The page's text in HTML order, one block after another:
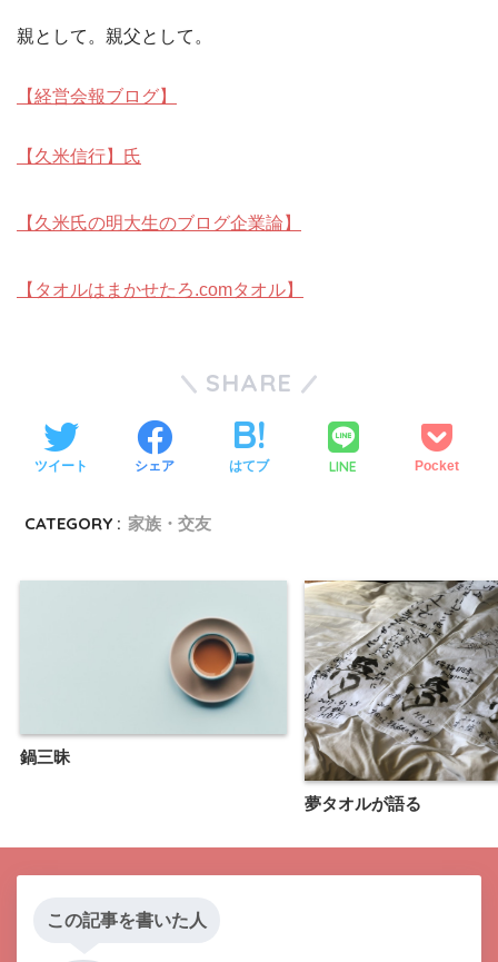
親として。親父として。
【経営会報ブログ】
【久米信行】氏
【久米氏の明大生のブログ企業論】
【タオルはまかせたろ.comタオル】
SHARE
ツイート シェア はてブ LINE Pocket
CATEGORY : 家族・交友
鍋三昧
夢タオルが語る
この記事を書いた人